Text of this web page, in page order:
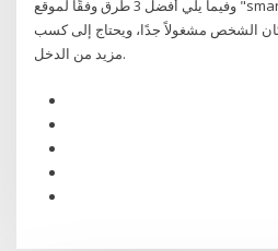
وفيما يلي أفضل 3 طرق وفقًا لموقع "smartasset". 1- مشاركة أقل -
الشخص مشغولاً جدًا، ويحتاج إلى كسب
مزيد من الدخل.